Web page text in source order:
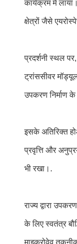
कार्यक्रम में
क्षेत्रों जैसे
प्रदर्शनी स्थल
ट्रांससीवर
उपकरण निर्माण के
इसके अतिरिक्त
प्रवृत्ति और
भी रखा।.
राज्य द्वारा
के लिए स्वतंत्र
माइक्रोवेव